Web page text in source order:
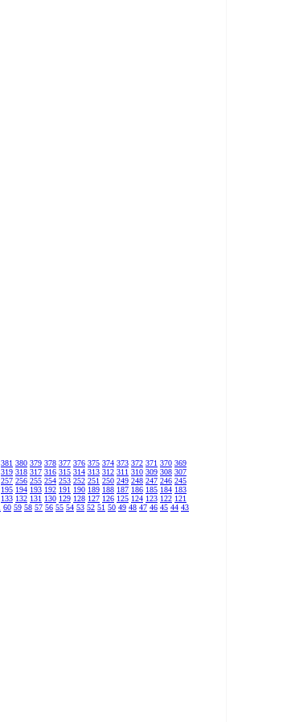
381 380 379 378 377 376 375 374 373 372 371 370 369
319 318 317 316 315 314 313 312 311 310 309 308 307
257 256 255 254 253 252 251 250 249 248 247 246 245
195 194 193 192 191 190 189 188 187 186 185 184 183
133 132 131 130 129 128 127 126 125 124 123 122 121
60 59 58 57 56 55 54 53 52 51 50 49 48 47 46 45 44 43